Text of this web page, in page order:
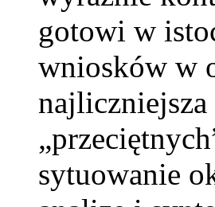
gotowi w
wniosków w
sytuowanie